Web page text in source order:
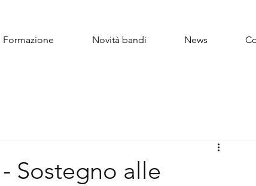
Formazione Novità bandi News
Sostegno alle